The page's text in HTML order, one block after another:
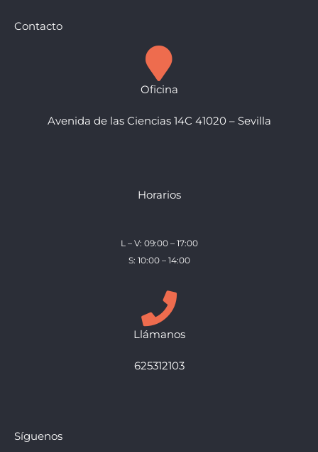
Contacto
Oficina
Avenida de las Ciencias 14C 41020 – Sevilla
Horarios
L – V: 09:00 – 17:00
S: 10:00 – 14:00
Llámanos
625312103
Síguenos